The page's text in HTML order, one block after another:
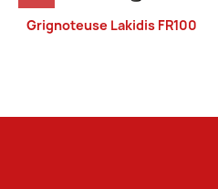
Grignoteuse Lakidis FR100